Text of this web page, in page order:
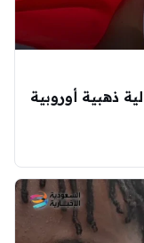
ذهبية أوروبية